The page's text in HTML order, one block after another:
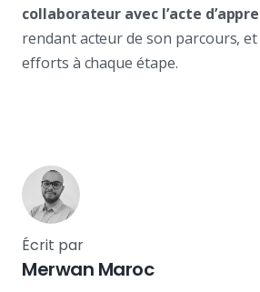
collaborateur avec l’acte
rendant acteur de son parcours,
efforts à chaque étape.
Écrit par
Merwan Maroc